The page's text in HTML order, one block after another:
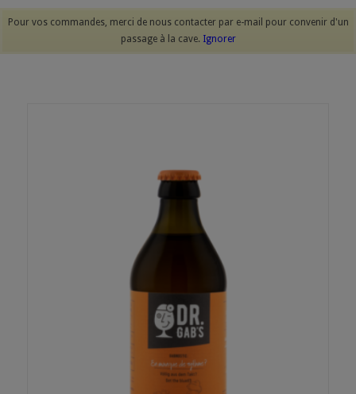
Pour vos commandes, merci de nous contacter par e-mail pour convenir d'un
passage à la cave. Ignorer